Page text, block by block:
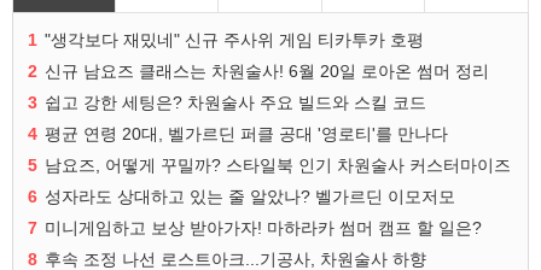
1 "생각보다 재밌네" 신규 주사위 게임 티카투카 호평
2 신규 남요즈 클래스는 차원술사! 6월 20일 로아온 썸머 정리
3 쉽고 강한 세팅은? 차원술사 주요 빌드와 스킬 코드
4 평균 연령 20대, 벨가르딘 퍼클 공대 '영로티'를 만나다
5 남요즈, 어떻게 꾸밀까? 스타일북 인기 차원술사 커스터마이즈
6 성자라도 상대하고 있는 줄 알았나? 벨가르딘 이모저모
7 미니게임하고 보상 받아가자! 마하라카 썸머 캠프 할 일은?
8 후속 조정 나선 로스트아크...기공사, 차원술사 하향